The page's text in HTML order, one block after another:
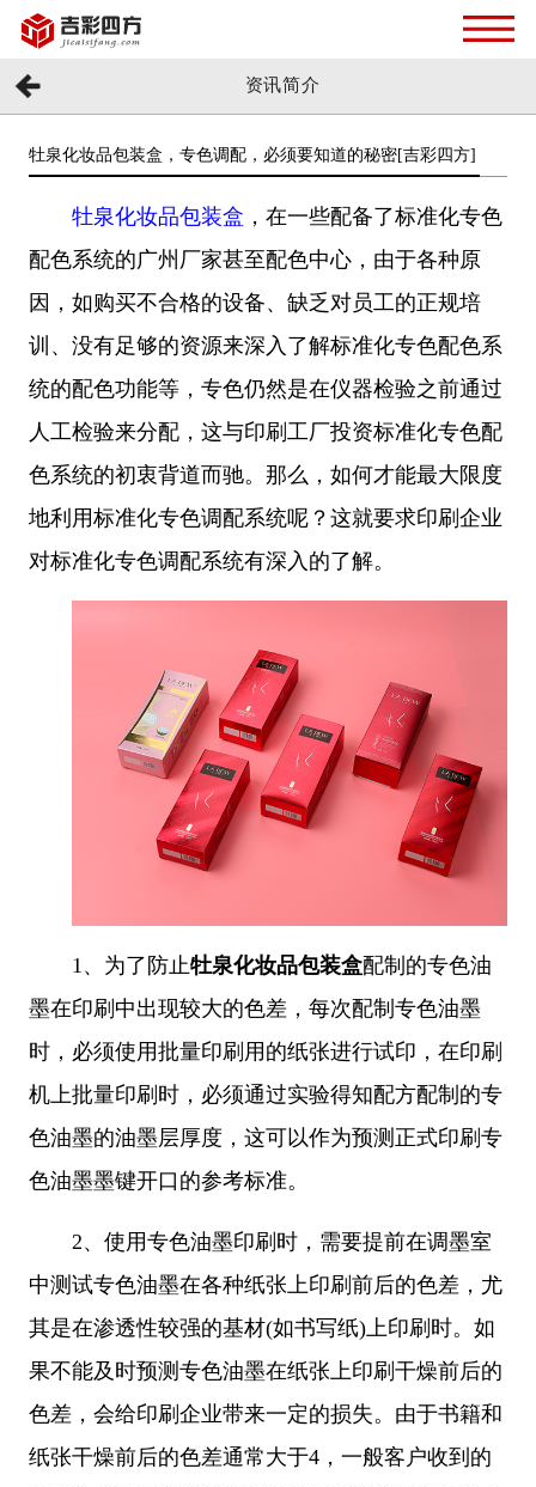
资讯简介
牡泉化妆品包装盒，专色调配，必须要知道的秘密[吉彩四方]
牡泉化妆品包装盒 ，在一些配备了标准化专色
配色系统的广州厂家甚至配色中心，由于各种原
因，如购买不合格的设备、缺乏对员工的正规培
训、没有足够的资源来深入了解标准化专色配色系
统的配色功能等，专色仍然是在仪器检验之前通过
人工检验来分配，这与印刷工厂投资标准化专色配
色系统的初衷背道而驰。那么，如何才能最大限度
地利用标准化专色调配系统呢？这就要求印刷企业
对标准化专色调配系统有深入的了解。
1、 为了防止牡泉化妆品包装盒配制的专色油
墨在印刷中出现较大的色差，每次配制专色油墨
时，必须使用批量印刷用的纸张进行试印，在印刷
机上批量印刷时，必须通过实验得知配方配制的专
色油墨的油墨层厚度，这可以作为预测正式印刷专
色油墨墨键开口的参考标准。
2、 使用专色油墨印刷时，需要提前在调墨室
中测试专色油墨在各种纸张上印刷前后的色差，尤
其是在渗透性较强的基材(如书写纸)上印刷时。如
果不能及时预测专色油墨在纸张上印刷干燥前后的
色差，会给印刷企业带来一定的损失。由于书籍和
纸张干燥前后的色差通常大于4，一般客户收到的